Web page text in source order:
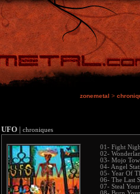
zonemetal >
UFO | chroniques
01- Fight
02-
03- Mojo
04- Angel
05- Year Of
06- The Last
07- Steal